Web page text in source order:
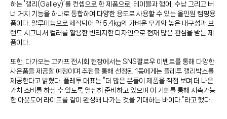
하는 ‘갤리(Galley)’를 컨셉으로 한 제품으로, 테이블과 행어, 수납 그리고 버
너 거치 기능을 하나로 통합하여 다양한 용도로 사용할 수 있는 올인원 캠핑용
품이다. 알루미늄으로 제작되어 약 5.4kg의 가벼운 무게와 높은 내구성과 브
랜드 시그니처 컬러를 활용한 빈티지한 디자인으로 현재 많은 관심을 받는 제
품이다.
또한, 다가오는 고카프 전시회 현장에서는 SNS팔로우 이벤트를 통해 다양한
사은품을 제공할 예정이며 추첨을 통해 선정된 1등에게는 플레투 갤리박스를
제공한다고 밝혔다. 플레투 대표는 “더 많은 분들이 제품을 직접 보며 더 나은
가치 소비를 하실 수 있도록 열심히 준비하고 있으며 이 기회를 통해 지속가능
한 아웃도어 라이프를 같이 완성해 나가는 것을 기대하는 바이다.”라고 했다.